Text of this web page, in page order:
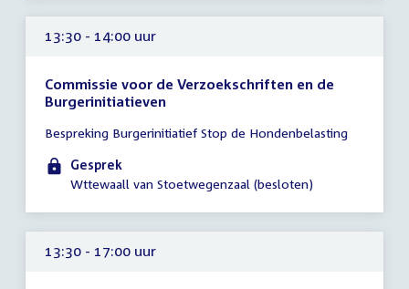
13:30 - 14:00 uur
Commissie voor de Verzoekschriften en de
Burgerinitiatieven
vergadering
13:30
-
uur
Bespreking Burgerinitiatief Stop de Hondenbelasting
Gesprek
Wttewaall van Stoetwegenzaal (besloten)
13:30 - 17:00 uur